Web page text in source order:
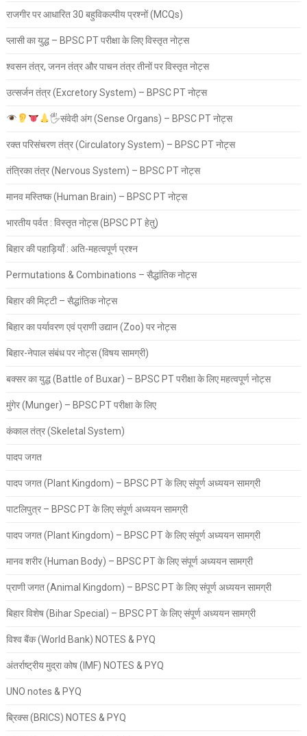
राजगीर पर आधारित 30 बहुविकल्पीय प्रश्नों (MCQs)
प्लासी का युद्ध – BPSC PT परीक्षा के लिए विस्तृत नोट्स
श्वसन तंत्र, जनन तंत्र और पाचन तंत्र तीनों पर विस्तृत नोट्स
उत्सर्जन तंत्र (Excretory System) – BPSC PT नोट्स
🖐संवेदी अंग (Sense Organs) – BPSC PT नोट्स
रक्त परिसंचरण तंत्र (Circulatory System) – BPSC PT नोट्स
तंत्रिका तंत्र (Nervous System) – BPSC PT नोट्स
मानव मस्तिष्क (Human Brain) – BPSC PT नोट्स
भारतीय पर्वत : विस्तृत नोट्स (BPSC PT हेतु)
बिहार की पहाड़ियाँ : अति-महत्वपूर्ण प्रश्न
Permutations & Combinations – सैद्धांतिक नोट्स
बिहार की मिट्टी – सैद्धांतिक नोट्स
बिहार का पर्यावरण एवं प्राणी उद्यान (Zoo) पर नोट्स
बिहार-नेपाल संबंध पर नोट्स (विषय सामग्री)
बक्सर का युद्ध (Battle of Buxar) – BPSC PT परीक्षा के लिए महत्वपूर्ण नोट्स
मुंगेर (Munger) – BPSC PT परीक्षा के लिए
कंकाल तंत्र (Skeletal System)
पादप जगत
पादप जगत (Plant Kingdom) – BPSC PT के लिए संपूर्ण अध्ययन सामग्री
पाटलिपुत्र – BPSC PT के लिए संपूर्ण अध्ययन सामग्री
पादप जगत (Plant Kingdom) – BPSC PT के लिए संपूर्ण अध्ययन सामग्री
मानव शरीर (Human Body) – BPSC PT के लिए संपूर्ण अध्ययन सामग्री
प्राणी जगत (Animal Kingdom) – BPSC PT के लिए संपूर्ण अध्ययन सामग्री
बिहार विशेष (Bihar Special) – BPSC PT के लिए संपूर्ण अध्ययन सामग्री
विश्व बैंक (World Bank) NOTES & PYQ
अंतर्राष्ट्रीय मुद्रा कोष (IMF) NOTES & PYQ
UNO notes & PYQ
ब्रिक्स (BRICS) NOTES & PYQ